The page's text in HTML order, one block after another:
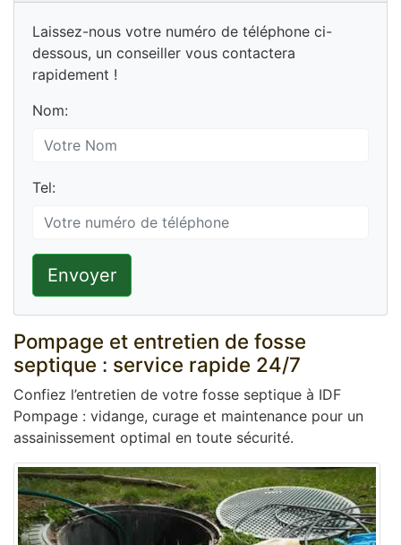
Laissez-nous votre numéro de téléphone ci-
dessous, un conseiller vous contactera
rapidement !
Nom:
Tel:
Envoyer
Pompage et entretien de fosse
septique : service rapide 24/7
Confiez l’entretien de votre fosse septique à IDF
Pompage : vidange, curage et maintenance pour un
assainissement optimal en toute sécurité.